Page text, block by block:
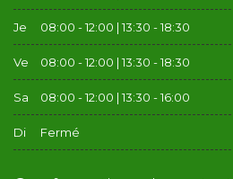
Je 08:00 - 12:00 | 13:30 - 18:30
Ve 08:00 - 12:00 | 13:30 - 18:30
Sa 08:00 - 12:00 | 13:30 - 16:00
Di Fermé